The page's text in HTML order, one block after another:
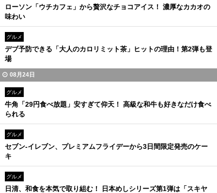
ローソン「ウチカフェ」から贅沢なチョコアイス！ 濃厚なカカオの
味わい
グルメ
デブ予防できる「大人のカロリミット茶」ヒットの理由！第2弾も登
場
08月24日
グルメ
牛角「29円食べ放題」安すぎて仰天！ 高級な和牛も好きなだけ食べ
られる
グルメ
セブン-イレブン、プレミアムフライデーから3日間限定発売のケー
キ
グルメ
日清、和食を本気で取り組む！ 日本めしシリーズ第1弾は「スキヤ